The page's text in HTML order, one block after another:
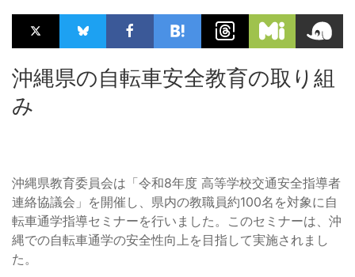
沖縄県の自転車安全教育の取り組
み
沖縄県教育委員会は「令和8年度 高等学校交通安全指導者
連絡協議会」を開催し、県内の教職員約100名を対象に自
転車通学指導セミナーを行いました。このセミナーは、沖
縄での自転車通学の安全性向上を目指して実施されまし
た。